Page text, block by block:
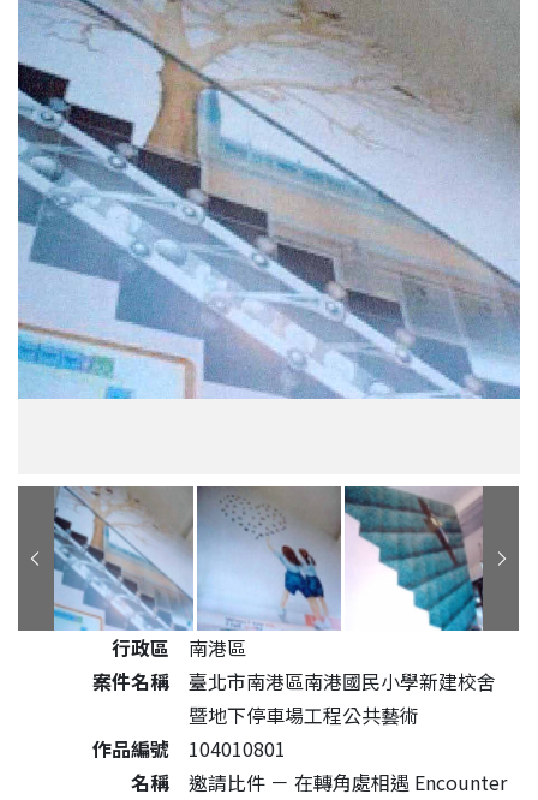
公共藝術作品詳細資料
行政區
南港區
案件名稱
臺北市南港區南港國民小學新建校舍
暨地下停車場工程公共藝術
作品編號
104010801
名稱
邀請比件 － 在轉角處相遇 Encounter